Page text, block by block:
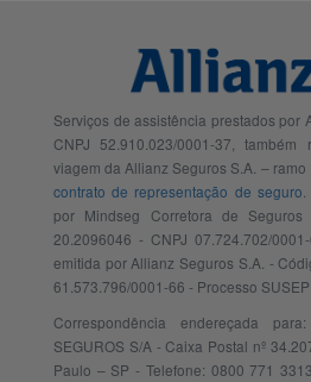
Serviços de assistência prestados por
CNPJ 52.910.023/0001-37, também
viagem da Allianz Seguros S.A. – ramo
contrato de representação de seguro
por Mindseg Corretora de
20.2096046 - CNPJ 07.724.702/
emitida por Allianz Seguros S.A. -
61.573.796/0001-66 - Processo
Correspondência endereçada
SEGUROS S/A - Caixa Postal nº
Paulo – SP - Telefone: 0800 771